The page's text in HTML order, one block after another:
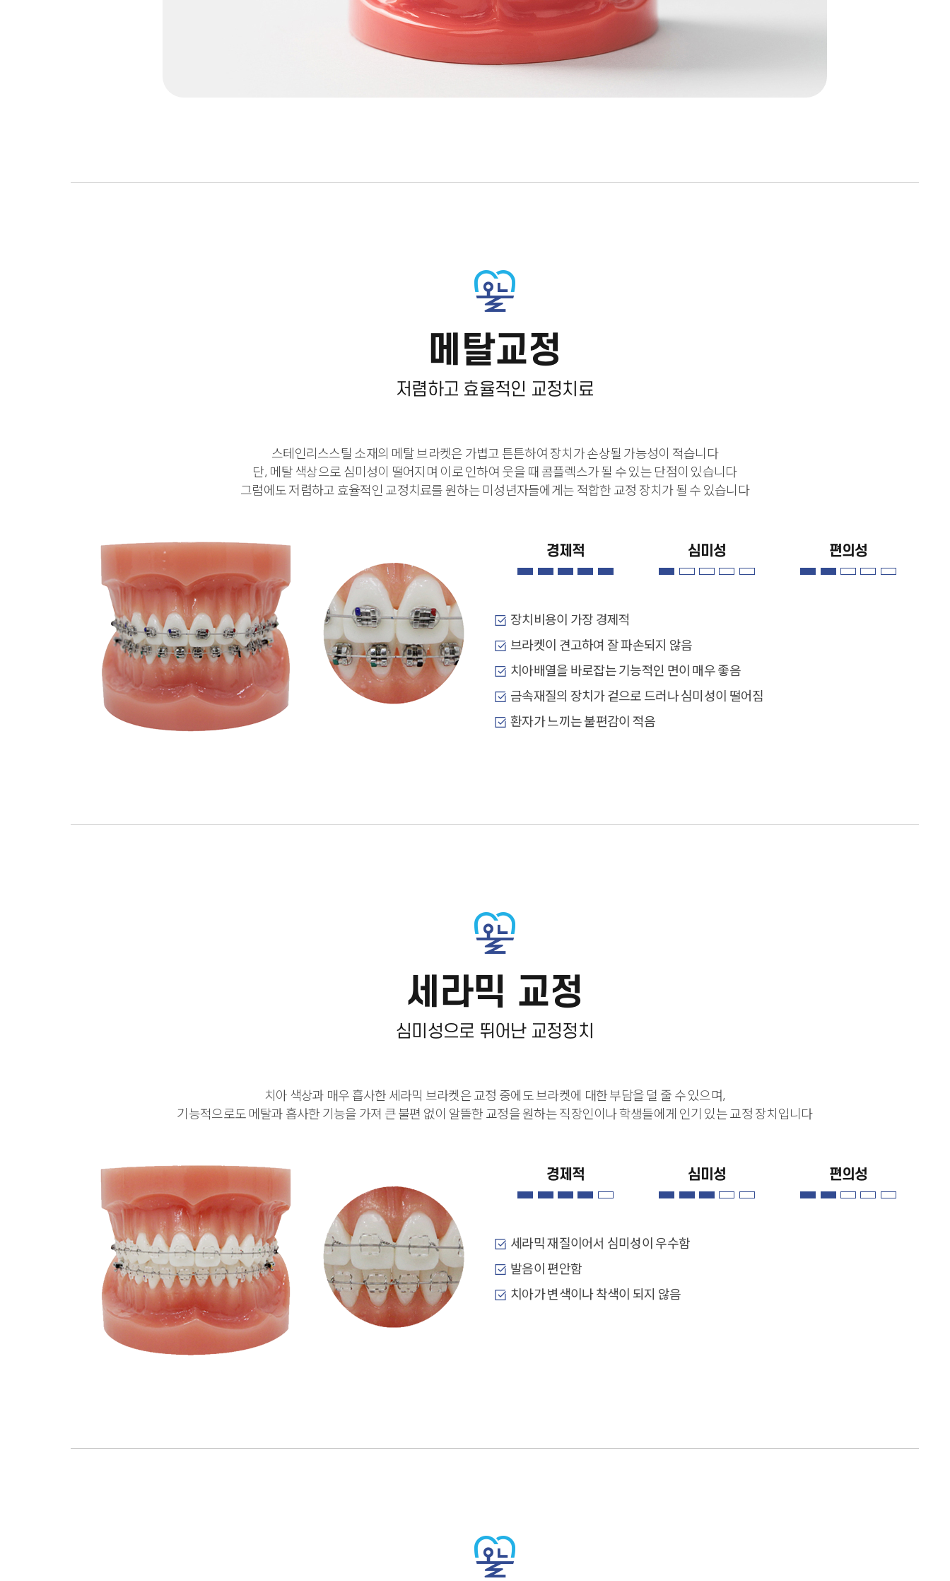
메 탈교정
저렴하고 효율적인 교정치료
스테인리스스틸 소재의 메탈 브라켓은 가볍고 튼튼하여 장치가 손상될 가능성이 적습니다
단, 메탈 색상으로 심미성이 떨어지며 이로 인하여 웃을 때 콤플렉스가 될 수 있는 단점이 있습니다
그럼에도 저렴하고 효율적인 교정치료를 원하는 미성년자들에게는 적합한 교정 장치가 될 수 있습니다
경제적 심미성 편의성
장치비용이 가장 경제적
브라켓이 견고하여 잘 파손되지 않음
치아배열을 바로잡는 기능적인 면이 매우 좋음
금속재질의 장치가 겉으로 드러나 심미성이 떨어짐
환자가 느끼는 불편감이 적음
세 라믹 교정
심미성으로 뛰어난 교정정치
치아 색상과 매우 흡사한 세라믹 브라켓은 교정 중에도 브라켓에 대한 부담을 덜 줄 수 있으며,
기능적으로도 메탈과 흡사한 기능을 가져 큰 불편 없이 알뜰한 교정을 원하는 직장인이나 학생들에게 인기 있는 교정 장치입니다
경제적 심미성 편의성
세라믹 재질이어서 심미성이 우수함
발음이 편안함
치아가 변색이나 착색이 되지 않음